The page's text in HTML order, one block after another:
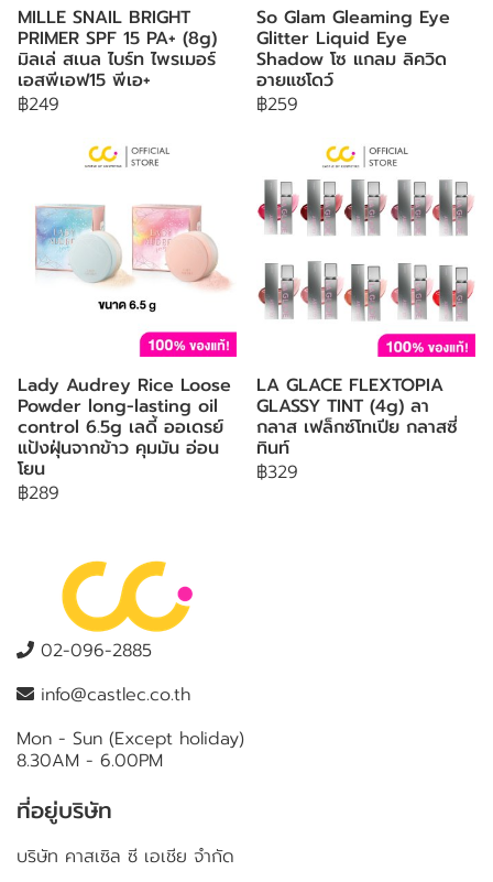
MILLE SNAIL BRIGHT
PRIMER SPF 15 PA+ (8g)
มิลเล่ สเนล ไบร์ท ไพรเมอร์
เอสพีเอฟ15 พีเอ+
฿249
So Glam Gleaming Eye
Glitter Liquid Eye
Shadow โซ แกลม ลิควิด
อายแชโดว์
฿259
Lady Audrey Rice Loose
Powder long-lasting oil
control 6.5g เลดี้ ออเดรย์
แป้งฝุ่นจากข้าว คุมมัน อ่อน
โยน
฿289
LA GLACE FLEXTOPIA
GLASSY TINT (4g) ลา
กลาส เฟล็กซ์โทเปีย กลาสซี่
ทินท์
฿329
02-096-2885
info@castlec.co.th
Mon - Sun (Except holiday)
8.30AM - 6.00PM
ที่อยู่บริษัท
บริษัท คาสเซิล ซี เอเชีย จำกัด